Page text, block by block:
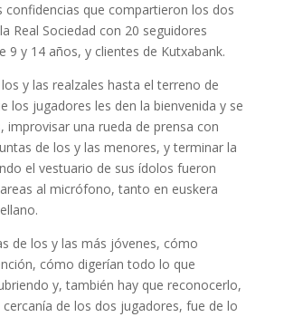
confidencias que compartieron los dos
Real Sociedad con 20 seguidores
9 y 14 años, y clientes de Kutxabank.
y las realzales hasta el terreno de
los jugadores les den la bienvenida y se
improvisar una rueda de prensa con
de los y las menores, y terminar la
el vestuario de sus ídolos fueron
al micrófono, tanto en euskera
de los y las más jóvenes, cómo
cómo digerían todo lo que
y, también hay que reconocerlo,
de los dos jugadores, fue de lo